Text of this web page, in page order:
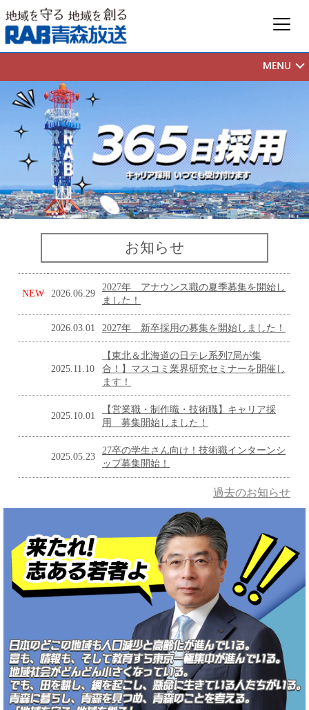
お知らせ
NEW 2026.06.29
2027年 アナウンス職の夏季募集を開始し
ました！
2026.03.01 2027年 新卒採用の募集を開始しました！
2025.11.10
【東北＆北海道の日テレ系列7局が集
合！】マスコミ業界研究セミナーを開催し
ます！
2025.10.01
【営業職・制作職・技術職】キャリア採
用 募集開始しました！
2025.05.23
27卒の学生さん向け！技術職インターンシ
ップ募集開始！
過去のお知らせ